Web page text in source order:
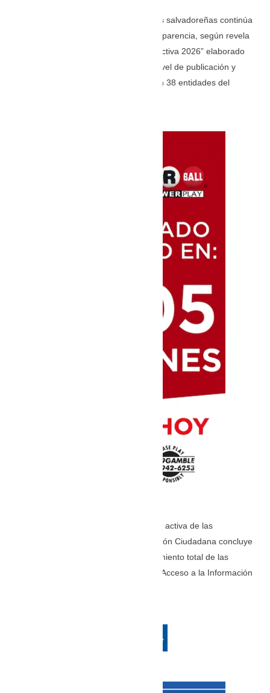
La mayoría de las instituciones públicas salvadoreñas continúa
incumpliendo sus obligaciones de transparencia, según revela
el informe “Scorecard: Transparencia Activa 2026” elaborado
por Acción Ciudadana, que evaluó el nivel de publicación y
actualización de información oficiosa en 38 entidades del
Un informe que evalúa la transparencia activa de las
instituciones públicas realizado por Acción Ciudadana concluye
que ninguna entidad alcanzó el cumplimiento total de las
obligaciones establecidas en la Ley de Acceso a la Información